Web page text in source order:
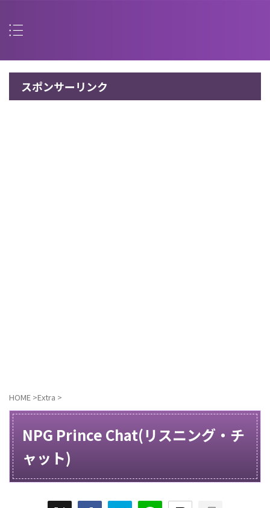
スポンサーリンク
HOME >Extra >
NPG Prince Chat(リスニング・チ
ャット)